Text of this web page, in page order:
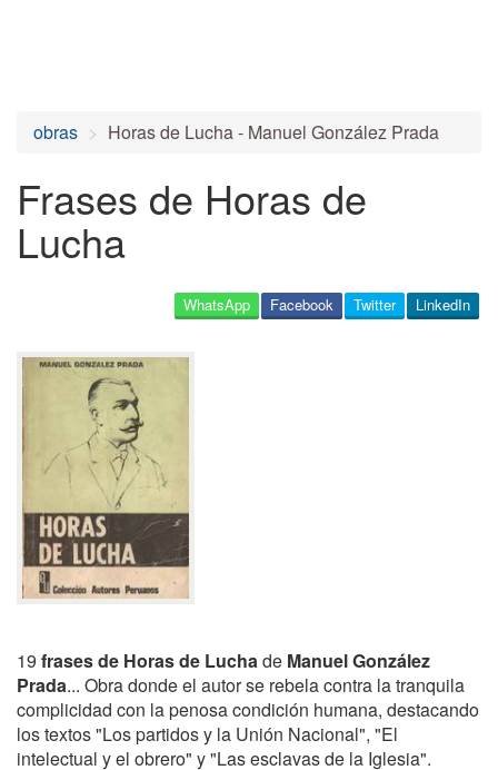
obras Horas de Lucha - Manuel González Prada
Frases de Horas de
Lucha
LinkedIn
Twitter
Facebook
WhatsApp
19 frases de Horas de Luchade Manuel González
Prada... Obra donde el autor se rebela contra la tranquila
complicidad con la penosa condición humana, destacando
los textos "Los partidos y la Unión Nacional", "El
intelectual y el obrero" y "Las esclavas de la Iglesia".